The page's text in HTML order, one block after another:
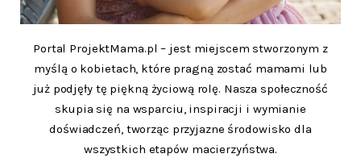
Portal ProjektMama.pl – jest miejscem stworzonym z
myślą o kobietach, które pragną zostać mamami lub
już podjęły tę piękną życiową rolę. Nasza społeczność
skupia się na wsparciu, inspiracji i wymianie
doświadczeń, tworząc przyjazne środowisko dla
wszystkich etapów macierzyństwa.